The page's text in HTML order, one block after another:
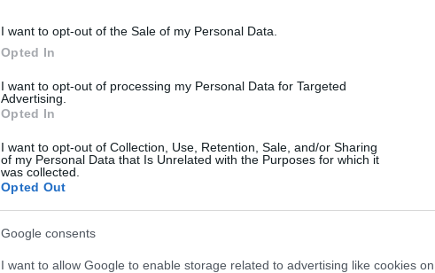
I want to opt-out of the Sale of my Personal Data.
Opted In
I want to opt-out of processing my Personal Data for Targeted
Advertising.
Opted In
I want to opt-out of Collection, Use, Retention, Sale, and/or Sharing
of my Personal Data that Is Unrelated with the Purposes for which it
was collected.
Opted Out
Google consents
I want to allow Google to enable storage related to advertising like cookies on